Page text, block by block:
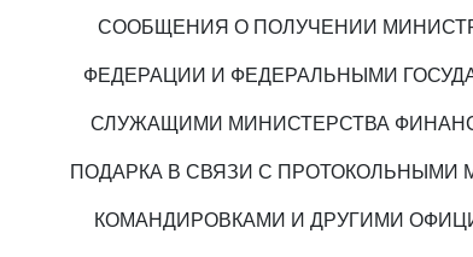
СООБЩЕНИЯ О ПОЛУЧЕНИИ
ФЕДЕРАЦИИ И ФЕДЕРАЛЬНЫМИ
СЛУЖАЩИМИ МИНИСТЕРСТВА
ПОДАРКА В СВЯЗИ С
КОМАНДИРОВКАМИ И ДРУГИМИ